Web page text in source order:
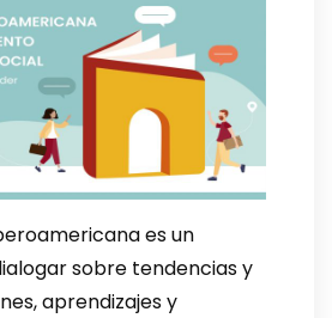
es un
sobre tendencias y
aprendizajes y